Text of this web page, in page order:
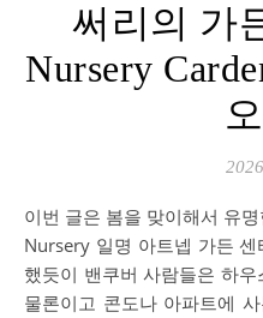
써리의 가
Nursery
이번 글은 봄을 맞이해서 유명한 가든 센터이자 너서리인 Art’s
Nursery 일명 아트넵 가든
했듯이 밴쿠버 사람들은 하
물론이고 콘도나 아파트에